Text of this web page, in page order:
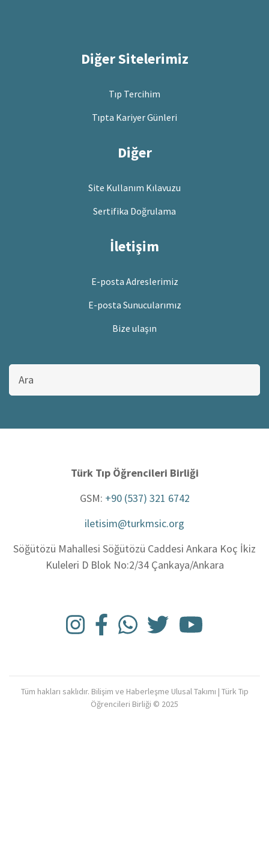
Diğer Sitelerimiz
Tıp Tercihim
Tıpta Kariyer Günleri
Diğer
Site Kullanım Kılavuzu
Sertifika Doğrulama
İletişim
E-posta Adreslerimiz
E-posta Sunucularımız
Bize ulaşın
Bu
sitede
ara
Türk Tıp Öğrencileri Birliği
GSM: +90 (537) 321 6742
iletisim@turkmsic.org
Söğütözü Mahallesi Söğütözü Caddesi Ankara Koç İkiz
Kuleleri D Blok No:2/34 Çankaya/Ankara
Tüm hakları saklıdır. Bilişim ve Haberleşme Ulusal Takımı | Türk Tıp
Öğrencileri Birliği © 2025